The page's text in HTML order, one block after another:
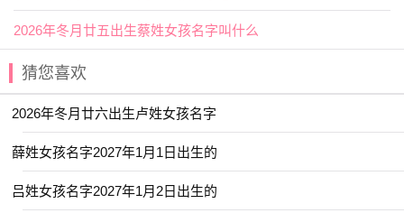
2025年腊月十五出生梁姓女孩名字
叫什么好名字推荐
【晨雅】 【伊然】 【羽阳】 【梦言】
【简溪】 【棠姗】 【雨菡】 【金慧】
【琬郡】 【念芙】 【妙桐】 【宣霖】
2026年冬月廿五出生蔡姓女孩名字叫什么
猜您喜欢
2026年冬月廿六出生卢姓女孩名字
薛姓女孩名字2027年1月1日出生的
吕姓女孩名字2027年1月2日出生的